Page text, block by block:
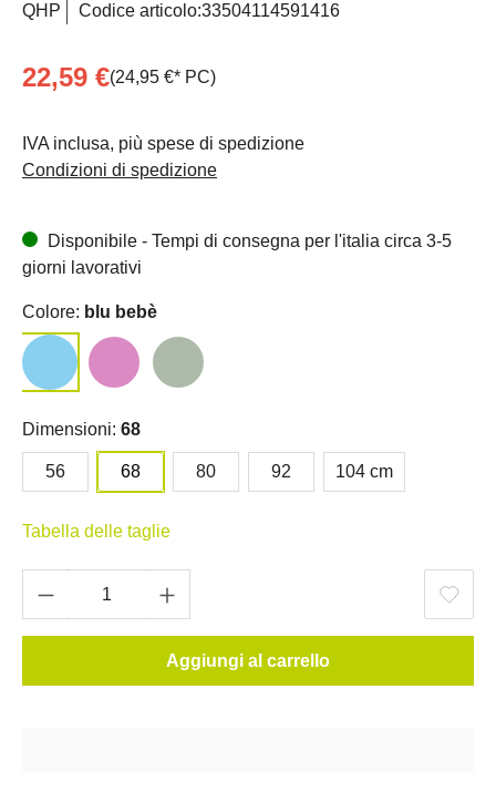
QHP Codice articolo:33504114591416
22,59 €(24,95 €* PC)
IVA inclusa, più spese di spedizione
Condizioni di spedizione
Disponibile - Tempi di consegna per l'italia circa 3-5
giorni lavorativi
Colore: blu bebè
Dimensioni: 68
56 68 80 92 104 cm
Tabella delle taglie
Aggiungi al carrello